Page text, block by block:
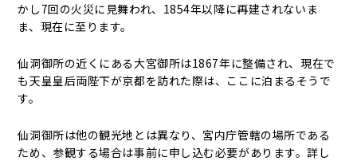
かし7回の火災に見舞われ、1854年以降に再建されないま
ま、現在に至ります。
仙洞御所の近くにある大宮御所は1867年に整備され、現在で
も天皇皇后両陛下が京都を訪れた際は、ここに泊まるそうで
す。
仙洞御所は他の観光地とは異なり、宮内庁管轄の場所である
ため、参観する場合は事前に申し込む必要があります。詳し